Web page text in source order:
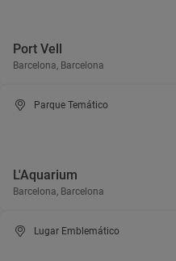
Port Vell
Barcelona, Barcelona
Parque Temático
L'Aquarium
Barcelona, Barcelona
Lugar Emblemático